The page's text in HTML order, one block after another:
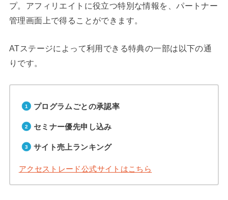
プ。アフィリエイトに役立つ特別な情報を、パートナー
管理画面上で得ることができます。
ATステージによって利用できる特典の一部は以下の通
りです。
プログラムごとの承認率
セミナー優先申し込み
サイト売上ランキング
アクセストレード公式サイトはこちら